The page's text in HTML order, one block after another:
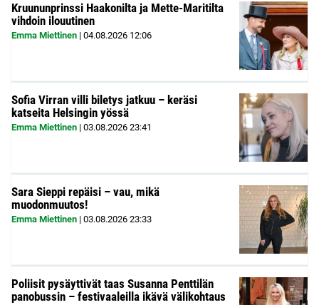
Kruununprinssi Haakonilta ja Mette-Maritilta
vihdoin ilouutinen
Emma Miettinen | 04.08.2026 12:06
Sofia Virran villi biletys jatkuu – keräsi
katseita Helsingin yössä
Emma Miettinen | 03.08.2026 23:41
Sara Sieppi repäisi – vau, mikä
muodonmuutos!
Emma Miettinen | 03.08.2026 23:33
Poliisit pysäyttivät taas Susanna Penttilän
panobussin – festivaaleilla ikävä välikohtaus